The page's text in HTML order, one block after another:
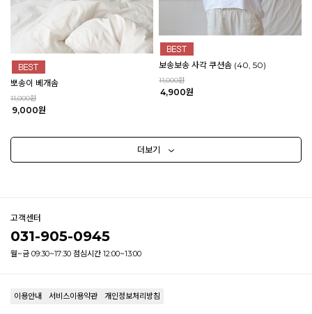
뽀송이 베개솜
11,000원
9,000원
보송보송 사각 쿠션솜 (40, 50)
11,000원
4,900원
더보기
고객센터
031-905-0945
월~금 09:30~17:30 점심시간 12:00~13:00
이용안내 서비스이용약관 개인정보처리방침